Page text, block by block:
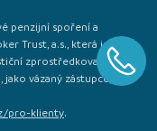
penzijní spoření a
Trust, a.s., která je
zprostředkovatel IČO:
jako vázaný zástupce, a to
pro-klienty.